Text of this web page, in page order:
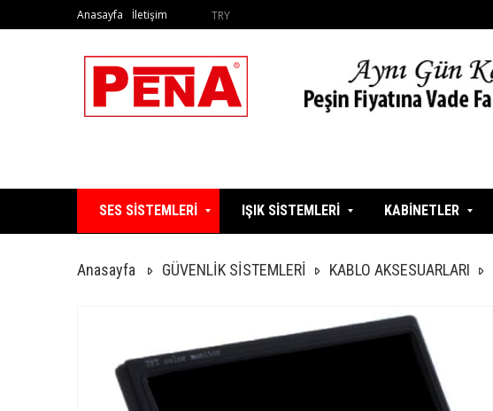
TRY
Anasayfa İletişim
SES SİSTEMLERİ IŞIK SİSTEMLERİ KABİNETLER
Anasayfa GÜVENLİK SİSTEMLERİ KABLO AKSESUARLARI